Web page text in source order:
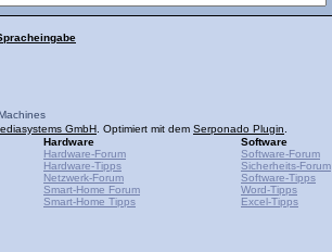
GmbH. Optimiert mit dem Serponado Plugin.
Hardware
Hardware-Forum
Hardware-Tipps
Netzwerk-Forum
Smart-Home Forum
Smart-Home Tipps
Software
Software-Forum
Sicherheits-Forum
Software-Tipps
Word-Tipps
Excel-Tipps